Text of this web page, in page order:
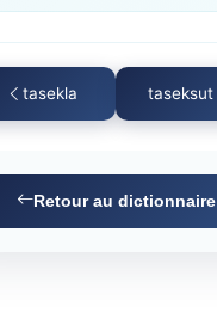
tasekla taseksut
Retour au dictionnaire